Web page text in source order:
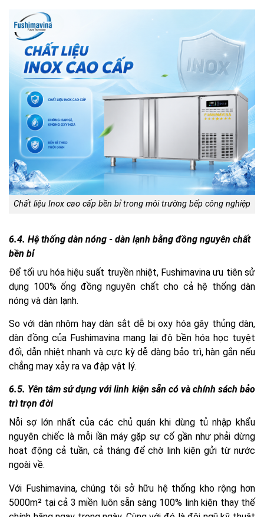
Chất liệu Inox cao cấp bền bỉ trong môi trường bếp công nghiệp
6.4. Hệ thống dàn nóng - dàn lạnh bằng đồng nguyên chất
bền bỉ
Để tối ưu hóa hiệu suất truyền nhiệt, Fushimavina ưu tiên sử
dụng 100% ống đồng nguyên chất cho cả hệ thống dàn
nóng và dàn lạnh.
So với dàn nhôm hay dàn sắt dễ bị oxy hóa gây thủng dàn,
dàn đồng của Fushimavina mang lại độ bền hóa học tuyệt
đối, dẫn nhiệt nhanh và cực kỳ dễ dàng bảo trì, hàn gắn nếu
chẳng may xảy ra va đập vật lý.
6.5. Yên tâm sử dụng với linh kiện sẵn có và chính sách bảo
trì trọn đời
Nỗi sợ lớn nhất của các chủ quán khi dùng tủ nhập khẩu
nguyên chiếc là mỗi lần máy gặp sự cố gần như phải dừng
hoạt động cả tuần, cả tháng để chờ linh kiện gửi từ nước
ngoài về.
Với Fushimavina, chúng tôi sở hữu hệ thống kho rộng hơn
5000m² tại cả 3 miền luôn sẵn sàng 100% linh kiện thay thế